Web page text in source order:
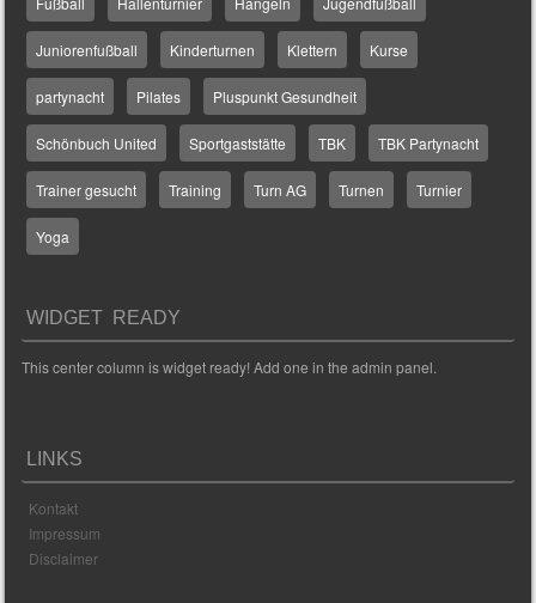
Juniorenfußball Kinderturnen Klettern Kurse
partynacht Pilates Pluspunkt Gesundheit
Schönbuch United Sportgaststätte TBK TBK Partynacht
Trainer gesucht Training Turn AG Turnen Turnier
Yoga
WIDGET READY
This center column is widget ready! Add one in the admin panel.
LINKS
Kontakt
Impressum
Disclaimer